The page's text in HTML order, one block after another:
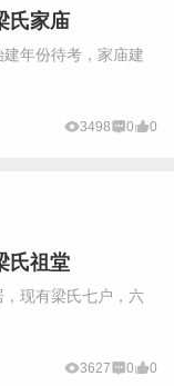
氏家庙
年份待考，家庙建
3498 0 0
氏祖堂
现有梁氏七户，六
3627 0 0